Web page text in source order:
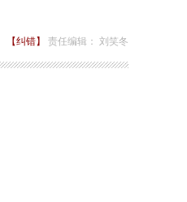
【纠错】 责任编辑： 刘笑冬